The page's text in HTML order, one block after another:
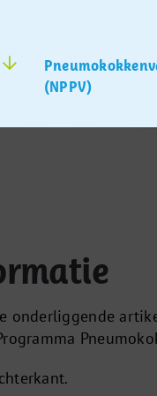
(NPPV)
onderliggende